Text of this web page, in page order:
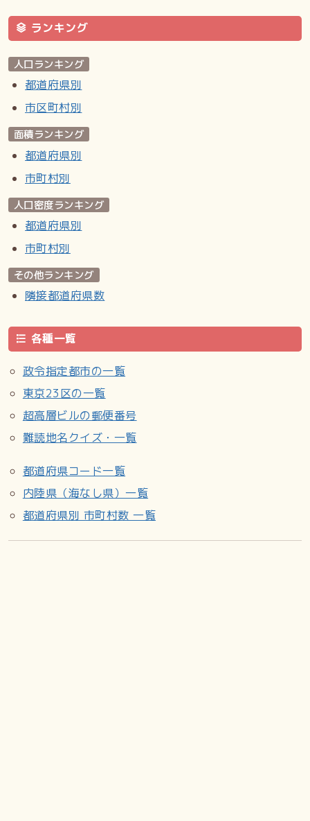
ランキング
人口ランキング
都道府県別
市区町村別
面積ランキング
都道府県別
市町村別
人口密度ランキング
都道府県別
市町村別
その他ランキング
隣接都道府県数
各種一覧
政令指定都市の一覧
東京23区の一覧
超高層ビルの郵便番号
難読地名クイズ・一覧
都道府県コード一覧
内陸県（海なし県）一覧
都道府県別 市町村数 一覧